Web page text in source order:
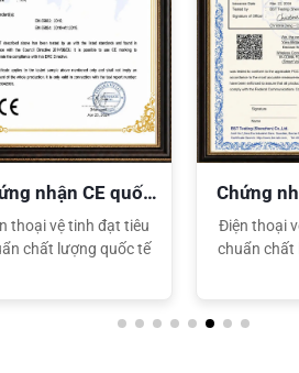
nhận CE quốc
tế
thoại vệ tinh đạt tiêu
chất lượng quốc tế
Chứng
Điện thoại
chuẩn chất